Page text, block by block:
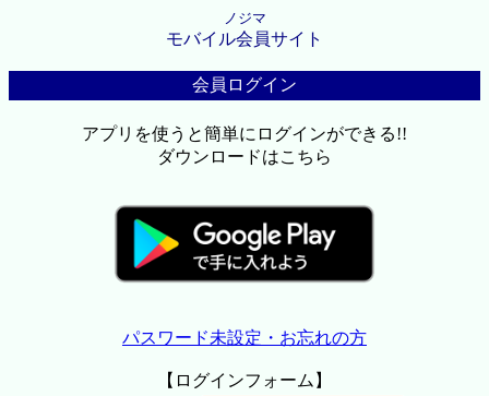
ノジマ
モバイル会員サイト
会員ログイン
アプリを使うと簡単にログインができる!!
ダウンロードはこちら
パスワード未設定・お忘れの方
【ログインフォーム】